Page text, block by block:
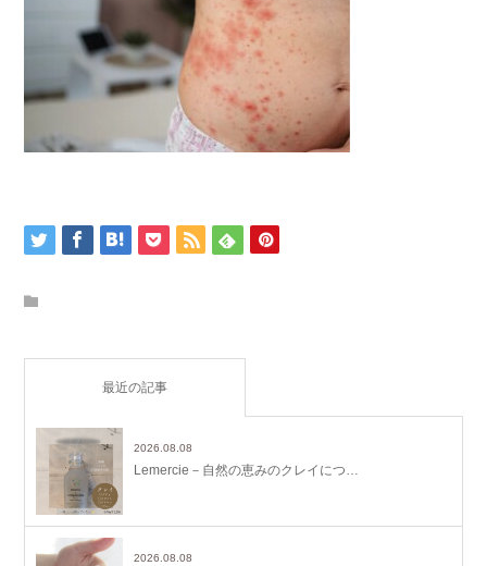
最近の記事
2026.08.08
Lemercie－自然の恵みのクレイにつ…
2026.08.08